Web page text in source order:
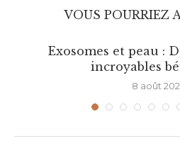
VOUS POURRIEZ
Exosomes et peau :
incroyables
8 août